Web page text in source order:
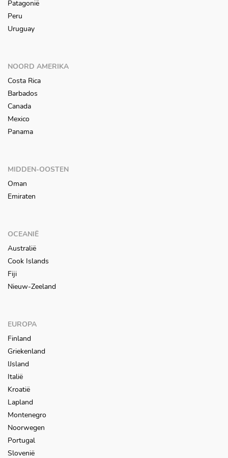
Patagonië
Peru
Uruguay
NOORD AMERIKA
Costa Rica
Barbados
Canada
Mexico
Panama
MIDDEN-OOSTEN
Oman
Emiraten
OCEANIË
Australië
Cook Islands
Fiji
Nieuw-Zeeland
EUROPA
Finland
Griekenland
IJsland
Italië
Kroatië
Lapland
Montenegro
Noorwegen
Portugal
Slovenië